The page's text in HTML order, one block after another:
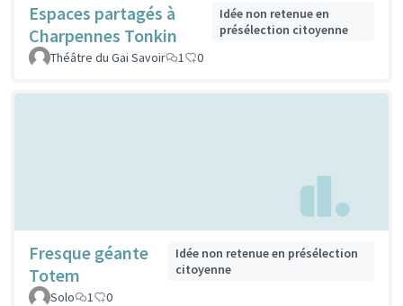
Espaces partagés à
Charpennes Tonkin
Idée non retenue en
présélection citoyenne
Théâtre du Gai Savoir
1 0
Fresque géante
Totem
Idée non retenue en présélection
citoyenne
Solo
1 0